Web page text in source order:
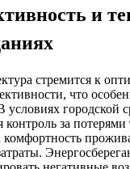
и
стремится к
что
условиях городской
контроль за